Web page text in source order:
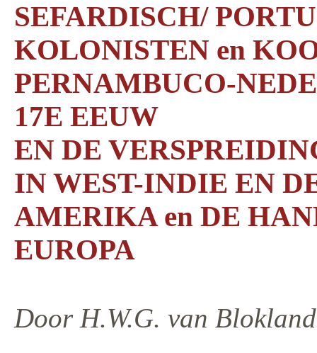
SEFARDISCH/
KOLONISTEN en
PERNAMBUCO-
17E EEUW
EN DE
IN WEST-INDIE EN
AMERIKA en DE
EUROPA
Door H.W.G. van